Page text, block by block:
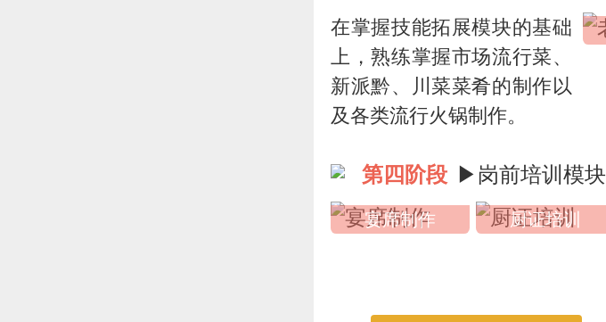
在掌握技能拓展模块的基础
上，熟练掌握市场流行菜、
新派黔、川菜菜肴的制作以
及各类流行火锅制作。
第四阶段 ▶岗前培训模块
宴席制作 厨证培训